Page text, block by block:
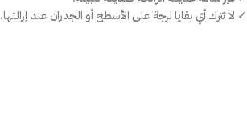
✓ لا تترك أي بقايا لزجة على الأسطح أو الجدران عند إزالتها.